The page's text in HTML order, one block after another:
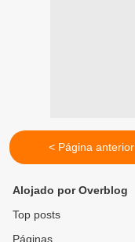
< Página anterior
Alojado por Overblog
Top posts
Páginas